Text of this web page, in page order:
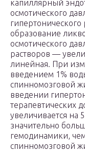
капиллярный
осмотического
образование
осмотического
растворов —
линейная. При
введением 1%
спинномозговой
введении
терапевтических
увеличивается на
значительно
гемодинамики,
спинномозговой